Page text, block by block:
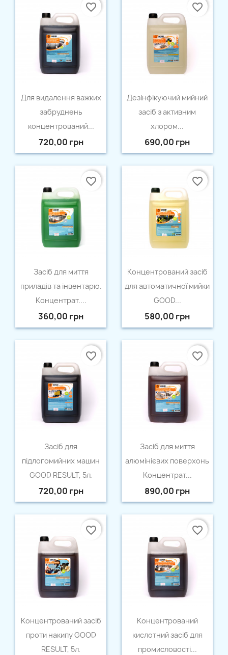

Для видалення важких
забруднень
концентрований...
720,00 грн
favorite_border
 Швидкий перегляд
Дезінфікуючий мийний
засіб з активним
хлором...
690,00 грн
favorite_border
Швидкий перегляд
Засіб для миття
приладів та інвентарю.
Концентрат....
360,00 грн
favorite_border
 Швидкий перегляд
Концентрований засіб
для автоматичної мийки
GOOD...
580,00 грн
favorite_border
Швидкий перегляд
Засіб для
підлогомийних машин
GOOD RESULT, 5л.
720,00 грн
favorite_border
Швидкий перегляд
Засіб для миття
алюмінієвих поверхонь
Концентрат...
890,00 грн
favorite_border
 Швидкий перегляд
Концентрований засіб
проти накипу GOOD
RESULT, 5л.
favorite_border
Швидкий перегляд
Концентрований
кислотний засіб для
промисловості...
favorite_border